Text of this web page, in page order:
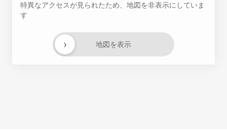
特異なアクセスが見られたため、地図を非表示にしていま
す
地図を表示
›